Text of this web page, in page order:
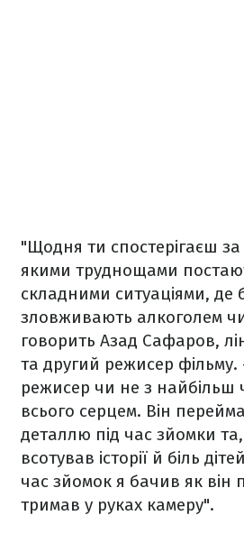
"Щодня ти спостерігаєш
якими труднощами
складними ситуаціями, де
зловживають алкоголем
говорить Азад Сафаров,
та другий режисер фільму.
режисер чи не з найбільш
всього серцем. Він
деталлю під час зйомки
всотував історії й біль
час зйомок я бачив як він
тримав у руках камеру".